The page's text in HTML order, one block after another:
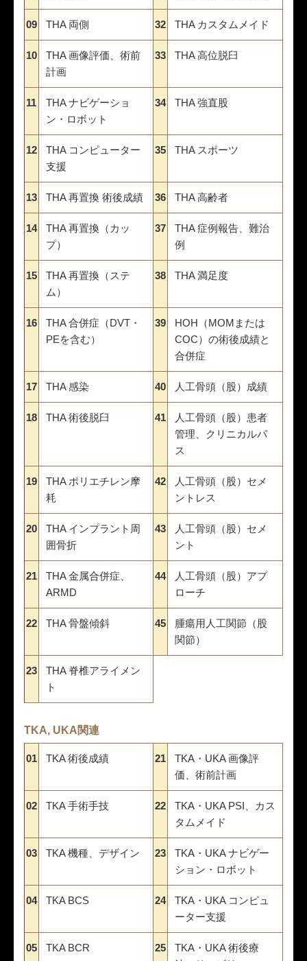
09 THA 両側 32 THA カスタムメイド
10
THA 画像評価、術前
計画
33 THA 高位脱臼
11
THA ナビゲーショ
ン・ロボット
34 THA 強直股
12
THA コンピューター
支援
35 THA スポーツ
13 THA 再置換 術後成績 36 THA 高齢者
14
THA 再置換（カッ
プ）
37
THA 症例報告、難治
例
15
THA 再置換（ステ
ム）
38 THA 満足度
16
THA 合併症（DVT・
PEを含む）
39
HOH（MOMまたは
COC）の術後成績と
合併症
17 THA 感染 40 人工骨頭（股）成績
18 THA 術後脱臼 41
人工骨頭（股）患者
管理、クリニカルパ
ス
19
THA ポリエチレン摩
耗
42
人工骨頭（股）セメ
ントレス
20
THA インプラント周
囲骨折
43
人工骨頭（股）セメ
ント
21
THA 金属合併症、
ARMD
44
人工骨頭（股）アプ
ローチ
22 THA 骨盤傾斜 45
腫瘍用人工関節（股
関節）
23
THA 脊椎アライメン
ト
TKA, UKA関連
01 TKA 術後成績 21
TKA・UKA 画像評
価、術前計画
02 TKA 手術手技 22
TKA・UKA PSI、カス
タムメイド
03 TKA 機種、デザイン 23
TKA・UKA ナビゲー
ション・ロボット
04 TKA BCS 24
TKA・UKA コンピュ
ーター支援
05 TKA BCR 25
TKA・UKA 術後療